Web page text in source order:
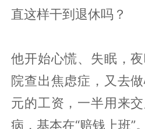
直这样干到退休吗？
他开始心慌、失眠，
院查出焦虑症，又去
元的工资，一半用来
病，基本在“赔钱上班”。